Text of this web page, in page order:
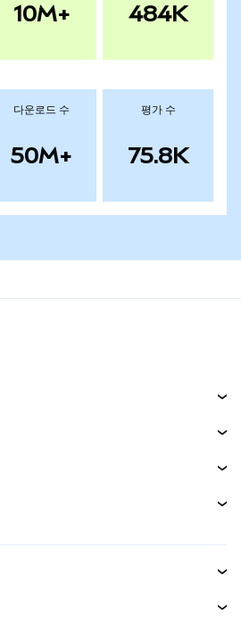
10M+ 484K
다운로드 수
50M+
평가 수
75.8K